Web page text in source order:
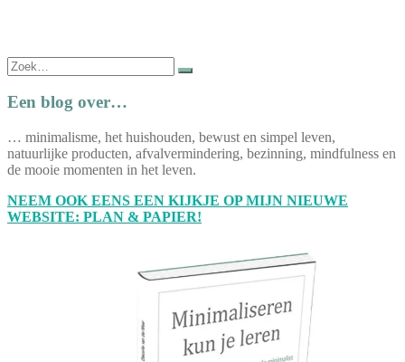
Zoek
naar:
Een blog over…
… minimalisme, het huishouden, bewust en simpel leven,
natuurlijke producten, afvalvermindering, bezinning, mindfulness en
de mooie momenten in het leven.
NEEM OOK EENS EEN KIJKJE OP MIJN NIEUWE
WEBSITE: PLAN & PAPIER!